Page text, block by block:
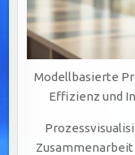
Modellbasierte
Effizienz und